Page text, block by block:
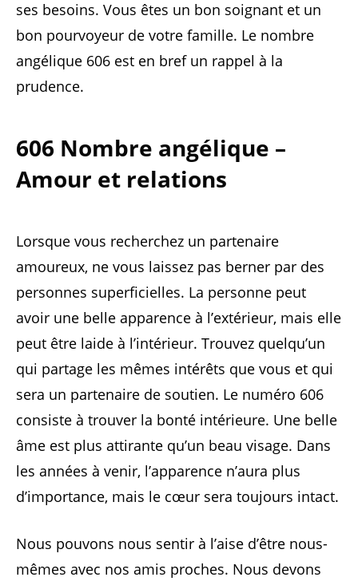
ses besoins. Vous êtes un bon soignant et un
bon pourvoyeur de votre famille. Le nombre
angélique 606 est en bref un rappel à la
prudence.
606 Nombre angélique –
Amour et relations
Lorsque vous recherchez un partenaire
amoureux, ne vous laissez pas berner par des
personnes superficielles. La personne peut
avoir une belle apparence à l’extérieur, mais elle
peut être laide à l’intérieur. Trouvez quelqu’un
qui partage les mêmes intérêts que vous et qui
sera un partenaire de soutien. Le numéro 606
consiste à trouver la bonté intérieure. Une belle
âme est plus attirante qu’un beau visage. Dans
les années à venir, l’apparence n’aura plus
d’importance, mais le cœur sera toujours intact.
Nous pouvons nous sentir à l’aise d’être nous-
mêmes avec nos amis proches. Nous devons